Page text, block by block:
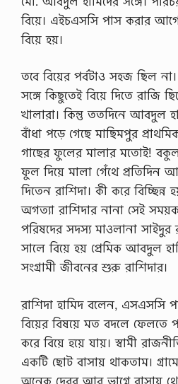
বিয়ে। এইচএসসি পাস করার
বিয়ে হয়।
তবে বিয়ের পর্বটাও সহজ ছিল
সঙ্গে কিছুতেই বিয়ে দিতে রাজি
খালারা। কিন্তু ততদিনে আবদুল
বাঁধা পড়ে গেছে মাছিমপুর
গাছের ফুলের মালার মতোই!
ফুল দিয়ে মালা গেঁথে প্রতিদিন
দিতেন রাশিদা। কী করে
অগত্যা রাশিদার নানা সেই
পরিষদের সদস্য মাওলানা সাইদুর
সালে বিয়ে হয় প্রেমিক আবদুল
সংগ্রামী জীবনের শুরু রাশিদার।
রাশিদা হামিদ বলেন, এসএসসি
বিয়ের বিষয়ে মত বদলে ফেলতে
করে বিয়ে হয়ে যায়। স্বামী
একটি ছোট বাসায় থাকতাম।
অনেক দেবর আর ভাগ্নে বাসায়